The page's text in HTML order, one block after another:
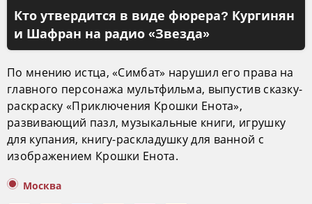
Кто утвердится в виде фюрера? Кургинян
и Шафран на радио «Звезда»
По мнению истца, «Симбат» нарушил его права на
главного персонажа мультфильма, выпустив сказку-
раскраску «Приключения Крошки Енота»,
развивающий пазл, музыкальные книги, игрушку
для купания, книгу-раскладушку для ванной с
изображением Крошки Енота.
Москва